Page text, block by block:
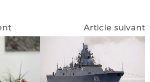
Article suivant